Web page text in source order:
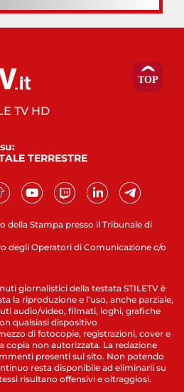
della Stampa presso il Tribunale di
degli Operatori di Comunicazione c/o
TV HD
TERRESTRE
giornalistici della testata STILETV è
la riproduzione e l’uso, anche parziale,
audio/video, filmati, loghi, grafiche
qualsiasi dispositivo
di fotocopie, registrazioni, cover e
copia non autorizzata. La redazione
presenti sul sito. Non potendo
resta disponibile ad eliminarli su
risultano offensivi e oltraggiosi.